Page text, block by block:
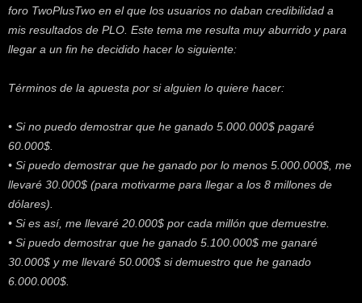
foro TwoPlusTwo en el que los usuarios no daban credibilidad a
mis resultados de PLO. Este tema me resulta muy aburrido y para
llegar a un fin he decidido hacer lo siguiente:
Términos de la apuesta por si alguien lo quiere hacer:
• Si no puedo demostrar que he ganado 5.000.000$ pagaré
60.000$.
• Si puedo demostrar que he ganado por lo menos 5.000.000$, me
llevaré 30.000$ (para motivarme para llegar a los 8 millones de
dólares).
• Si es así, me llevaré 20.000$ por cada millón que demuestre.
• Si puedo demostrar que he ganado 5.100.000$ me ganaré
30.000$ y me llevaré 50.000$ si demuestro que he ganado
6.000.000$.